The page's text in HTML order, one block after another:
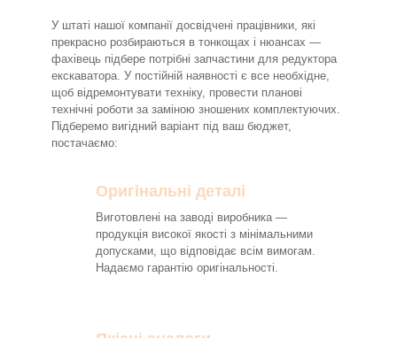
У штаті нашої компанії досвідчені працівники, які
прекрасно розбираються в тонкощах і нюансах —
фахівець підбере потрібні запчастини для редуктора
екскаватора. У постійній наявності є все необхідне,
щоб відремонтувати техніку, провести планові
технічні роботи за заміною зношених комплектуючих.
Підберемо вигідний варіант під ваш бюджет,
постачаємо:
Оригінальні деталі
Виготовлені на заводі виробника —
продукція високої якості з мінімальними
допусками, що відповідає всім вимогам.
Надаємо гарантію оригінальності.